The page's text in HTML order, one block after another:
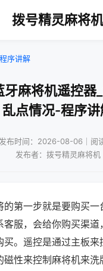
拨号精灵麻将机
程序讲解
牙麻将机遥控器
乱点情况-程序讲
发布时间：2026-08-06｜阅
发布者：拨号精灵麻将机
的第一步就是要购买一
客服，会给你购买渠道
买。遥控是通过主板来
磁性来控制麻将机来洗